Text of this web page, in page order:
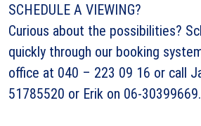
SCHEDULE A VIEWING?
Curious about the possibilities?
quickly through our booking
office at 040 – 223 09 16 or call
51785520 or Erik on 06-30399669.